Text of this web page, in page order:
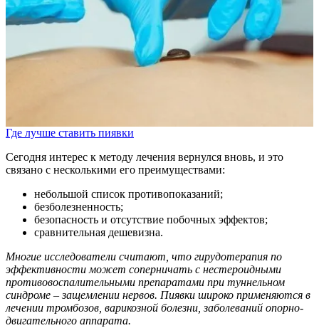
Где лучше ставить пиявки
Сегодня интерес к методу лечения вернулся вновь, и это
связано с несколькими его преимуществами:
небольшой список противопоказаний;
безболезненность;
безопасность и отсутствие побочных эффектов;
сравнительная дешевизна.
Многие исследователи считают, что гирудотерапия по
эффективности может соперничать с нестероидными
противовоспалительными препаратами при туннельном
синдроме – защемлении нервов. Пиявки широко применяются в
лечении тромбозов, варикозной болезни, заболеваний опорно-
двигательного аппарата.